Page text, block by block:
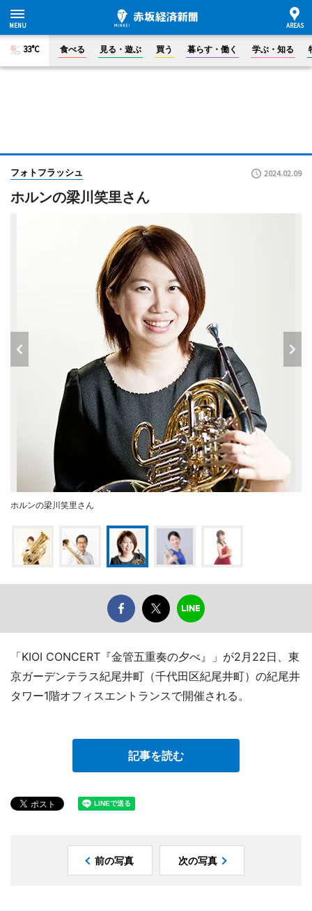
33°C 食べる 見る・遊ぶ 買う 暮らす・働く 学ぶ・知る
フォトフラッシュ 2024.02.09
ホルンの梁川笑里さん
ホルンの梁川笑里さん
「KIOI CONCERT『金管五重奏の夕べ』」が2月22日、東
京ガーデンテラス紀尾井町（千代田区紀尾井町）の紀尾井
タワー1階オフィスエントランスで開催される。
記事を読む
前の写真 次の写真